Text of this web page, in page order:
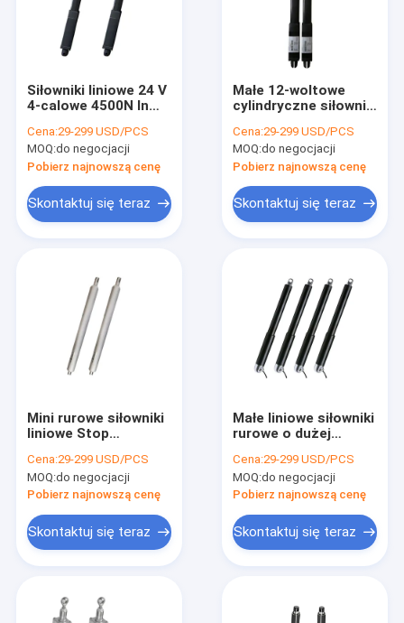
Produkty
Siłowniki liniowe 24 V
4-calowe 4500N In
Cena:29-299 USD/PCS
MOQ:do negocjacji
Pobierz najnowszą cenę
Skontaktuj się teraz
Małe 12-woltowe
cylindryczne siłowniki
mm dla przemysłu o
niskim obciążeniu
Cena:29-299 USD/PCS
MOQ:do negocjacji
Pobierz najnowszą cenę
Skontaktuj się teraz
Mini rurowe siłowniki
liniowe Stop
siłowniki zdalnego
sterowania 12 V
Cena:29-299 USD/PCS
MOQ:do negocjacji
Pobierz najnowszą cenę
Skontaktuj się teraz
Małe liniowe siłowniki
rurowe o dużej
montażu
równoległego ze stali
nierdzewnej
Cena:29-299 USD/PCS
MOQ:do negocjacji
Pobierz najnowszą cenę
Skontaktuj się teraz